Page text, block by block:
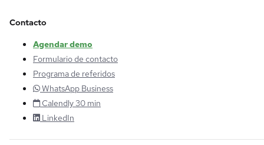
Contacto
Agendar demo
Formulario de contacto
Programa de referidos
WhatsApp Business
Calendly 30 min
LinkedIn